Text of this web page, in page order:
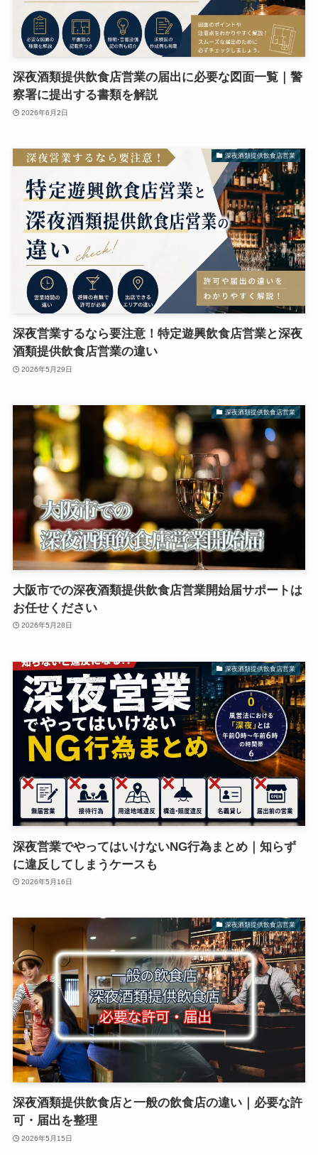
深夜酒類提供飲食店営業の届出に必要な図面一覧｜警
察署に提出する書類を解説
2026年6月2日
深夜酒類提供飲食店営業
深夜営業するなら要注意！特定遊興飲食店営業と深夜
酒類提供飲食店営業の違い
2026年5月29日
深夜酒類提供飲食店営業
大阪市での深夜酒類提供飲食店営業開始届サポートは
お任せください
2026年5月28日
深夜酒類提供飲食店営業
深夜営業でやってはいけないNG行為まとめ｜知らず
に違反してしまうケースも
2026年5月16日
深夜酒類提供飲食店営業
深夜酒類提供飲食店と一般の飲食店の違い｜必要な許
可・届出を整理
2026年5月15日